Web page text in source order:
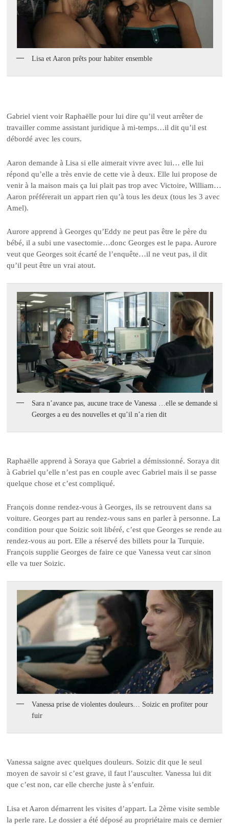
Lisa et Aaron prêts pour habiter ensemble
Gabriel vient voir Raphaëlle pour lui dire qu’il veut arrêter de
travailler comme assistant juridique à mi-temps…il dit qu’il est
débordé avec les cours.
Aaron demande à Lisa si elle aimerait vivre avec lui… elle lui
répond qu’elle a très envie de cette vie à deux. Elle lui propose de
venir à la maison mais ça lui plait pas trop avec Victoire, William…
Aaron préférerait un appart rien qu’à tous les deux (tous les 3 avec
Amel).
Aurore apprend à Georges qu’Eddy ne peut pas être le père du
bébé, il a subi une vasectomie…donc Georges est le papa. Aurore
veut que Georges soit écarté de l’enquête…il ne veut pas, il dit
qu’il peut être un vrai atout.
Sara n’avance pas, aucune trace de Vanessa …elle se demande si
Georges a eu des nouvelles et qu’il n’a rien dit
Raphaëlle apprend à Soraya que Gabriel a démissionné. Soraya dit
à Gabriel qu’elle n’est pas en couple avec Gabriel mais il se passe
quelque chose et c’est compliqué.
François donne rendez-vous à Georges, ils se retrouvent dans sa
voiture. Georges part au rendez-vous sans en parler à personne. La
condition pour que Soizic soit libéré, c’est que Georges se rende au
rendez-vous au port. Elle a réservé des billets pour la Turquie.
François supplie Georges de faire ce que Vanessa veut car sinon
elle va tuer Soizic.
Vanessa prise de violentes douleurs… Soizic en profiter pour
fuir
Vanessa saigne avec quelques douleurs. Soizic dit que le seul
moyen de savoir si c’est grave, il faut l’ausculter. Vanessa lui dit
que c’est non, car elle cherche juste à s’enfuir.
Lisa et Aaron démarrent les visites d’appart. La 2ème visite semble
la perle rare. Le dossier a été déposé au propriétaire mais ce dernier